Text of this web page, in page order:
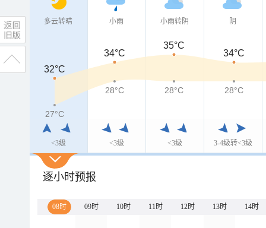
多云转晴
<3级
小雨
<3级
小雨转阴
<3级
阴
3-4级转<3级
32°C
34°C
35°C
34°C
27°C
28°C 28°C 28°C
逐小时预报
08时 09时 10时 11时 12时 13时 14时